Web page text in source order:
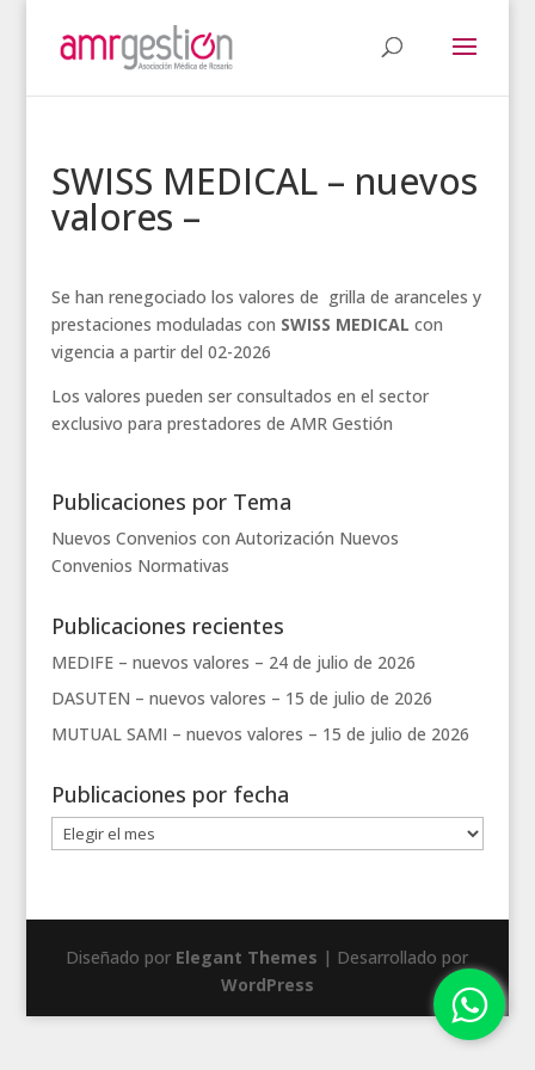
SWISS MEDICAL – nuevos
valores –
Se han renegociado los valores de grilla de aranceles y
prestaciones moduladas con SWISS MEDICAL con
vigencia a partir del 02-2026
Los valores pueden ser consultados en el sector
exclusivo para prestadores de AMR Gestión
Publicaciones por Tema
Nuevos Convenios con Autorización Nuevos
Convenios Normativas
Publicaciones recientes
MEDIFE – nuevos valores – 24 de julio de 2026
DASUTEN – nuevos valores – 15 de julio de 2026
MUTUAL SAMI – nuevos valores – 15 de julio de 2026
Publicaciones por fecha
Publicaciones
por
Diseñado por Elegant Themes | Desarrollado por
WordPress